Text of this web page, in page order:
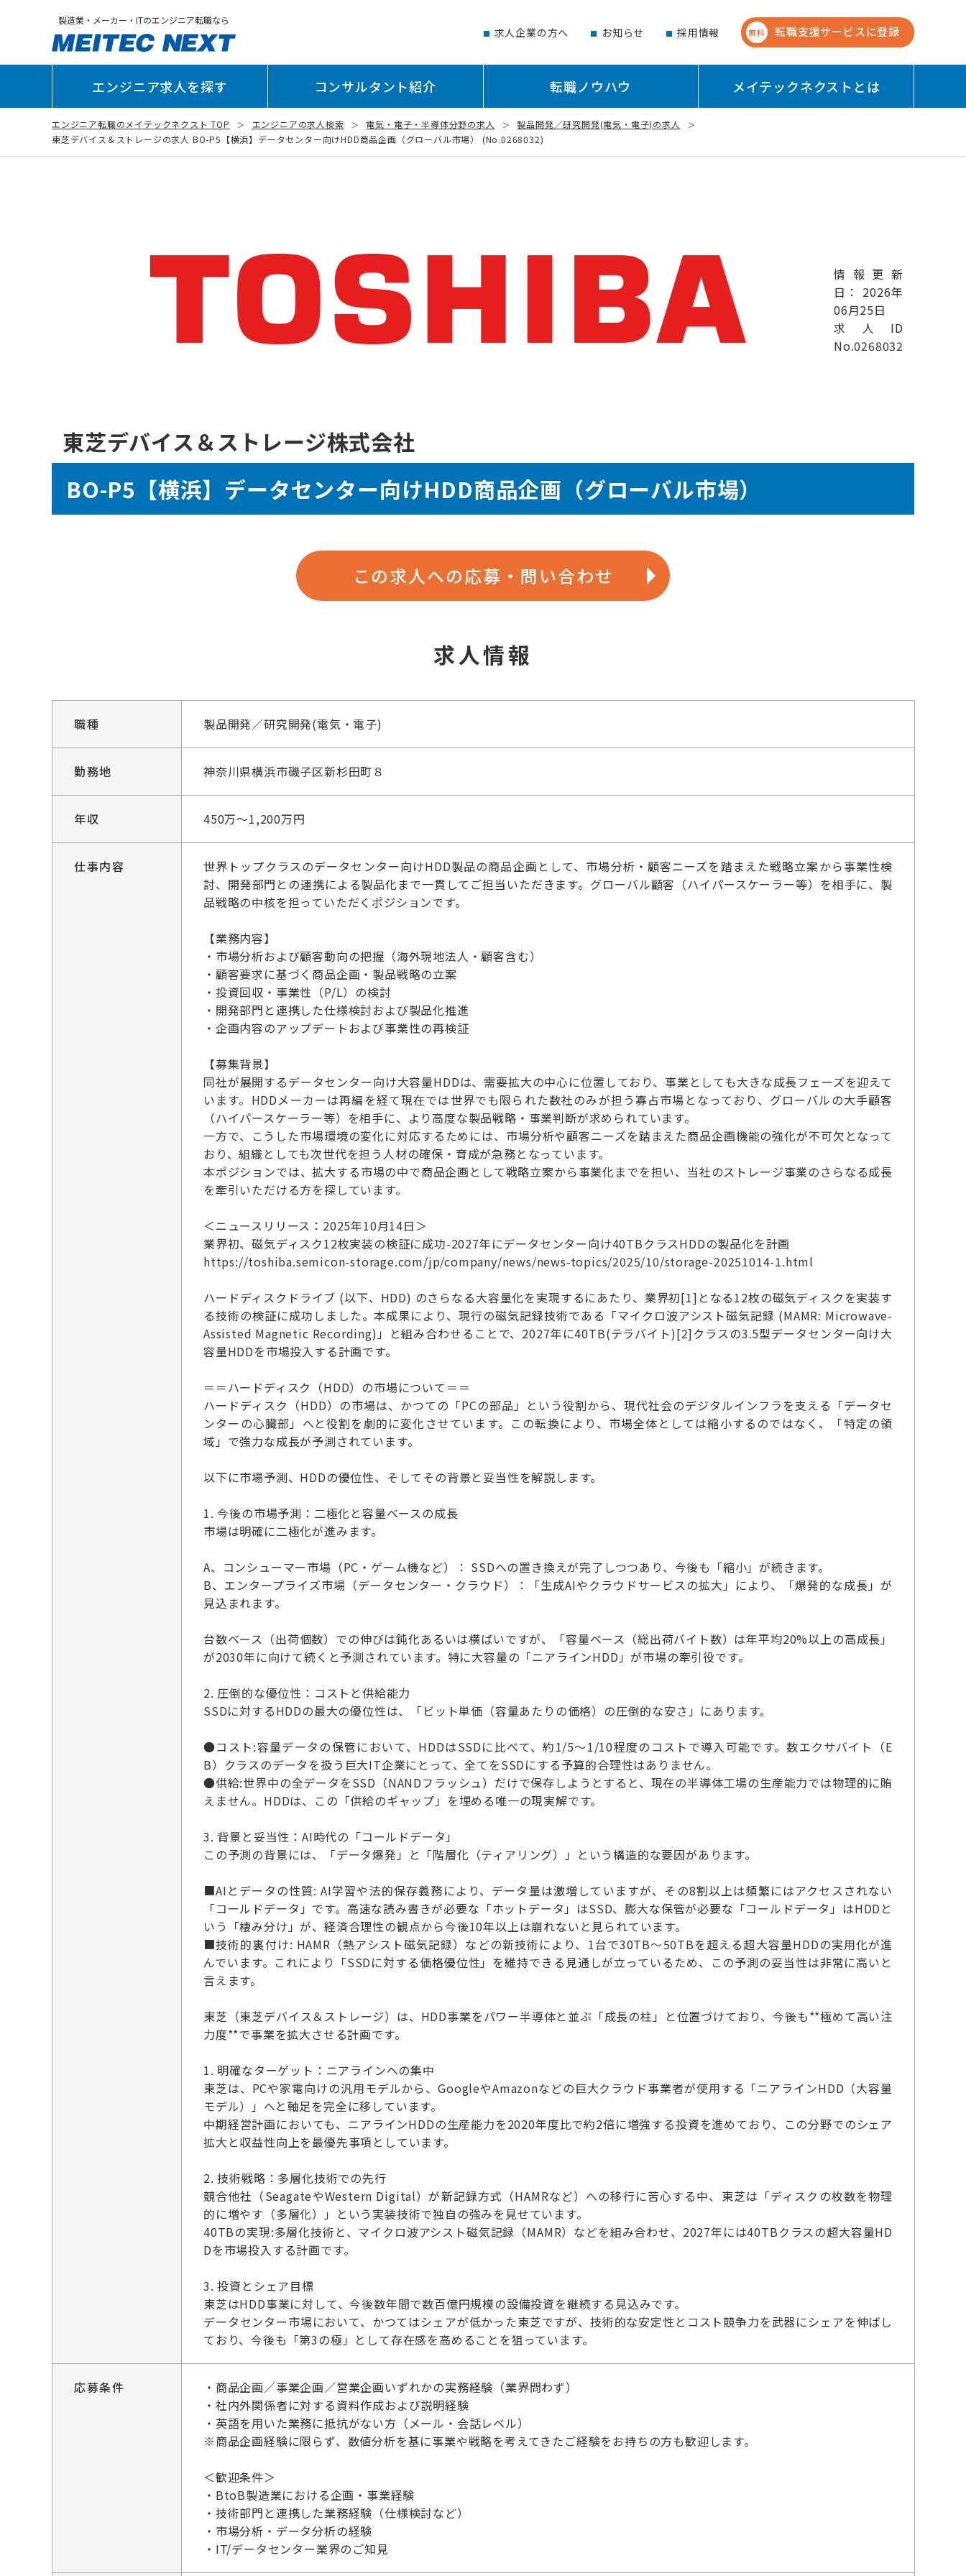
製造業・メーカー・ITのエンジニア転職なら
求人企業の方へ お知らせ 採用情報 無料 転職支援サービスに登録
エンジニア求人を探す コンサルタント紹介 転職ノウハウ メイテックネクストとは
エンジニア転職のメイテックネクスト TOP エンジニアの求人検索 電気・電子・半導体分野の求人
製品開発／研究開発(電気・電子)の求人
東芝デバイス＆ストレージの求人 BO-P5【横浜】データセンター向けHDD商品企画（グローバル市場） (No.0268032)
東芝デバイス＆ストレージ株式会社
情報更新
日： 2026年
06月25日
求人ID
No.0268032
BO-P5【横浜】データセンター向けHDD商品企画（グローバル市場）
この求人への応募・問い合わせ
求人情報
職種 製品開発／研究開発(電気・電子)
勤務地 神奈川県横浜市磯子区新杉田町８
年収 450万～1,200万円
仕事内容
世界トップクラスのデータセンター向けHDD製品の商品企画として、市場分析・顧客ニーズを踏まえた戦略立案から事業性検
討、開発部門との連携による製品化まで一貫してご担当いただきます。グローバル顧客（ハイパースケーラー等）を相手に、製
品戦略の中核を担っていただくポジションです。
【業務内容】
・市場分析および顧客動向の把握（海外現地法人・顧客含む）
・顧客要求に基づく商品企画・製品戦略の立案
・投資回収・事業性（P/L）の検討
・開発部門と連携した仕様検討および製品化推進
・企画内容のアップデートおよび事業性の再検証
【募集背景】
同社が展開するデータセンター向け大容量HDDは、需要拡大の中心に位置しており、事業としても大きな成長フェーズを迎えて
います。HDDメーカーは再編を経て現在では世界でも限られた数社のみが担う寡占市場となっており、グローバルの大手顧客
（ハイパースケーラー等）を相手に、より高度な製品戦略・事業判断が求められています。
一方で、こうした市場環境の変化に対応するためには、市場分析や顧客ニーズを踏まえた商品企画機能の強化が不可欠となって
おり、組織としても次世代を担う人材の確保・育成が急務となっています。
本ポジションでは、拡大する市場の中で商品企画として戦略立案から事業化までを担い、当社のストレージ事業のさらなる成長
を牽引いただける方を探しています。
＜ニュースリリース：2025年10月14日＞
業界初、磁気ディスク12枚実装の検証に成功-2027年にデータセンター向け40TBクラスHDDの製品化を計画
https://toshiba.semicon-storage.com/jp/company/news/news-topics/2025/10/storage-20251014-1.html
ハードディスクドライブ (以下、HDD) のさらなる大容量化を実現するにあたり、業界初[1]となる12枚の磁気ディスクを実装す
る技術の検証に成功しました。本成果により、現行の磁気記録技術である「マイクロ波アシスト磁気記録 (MAMR: Microwave-
Assisted Magnetic Recording)」と組み合わせることで、2027年に40TB(テラバイト)[2]クラスの3.5型データセンター向け大
容量HDDを市場投入する計画です。
＝＝ハードディスク（HDD）の市場について＝＝
ハードディスク（HDD）の市場は、かつての「PCの部品」という役割から、現代社会のデジタルインフラを支える「データセ
ンターの心臓部」へと役割を劇的に変化させています。この転換により、市場全体としては縮小するのではなく、「特定の領
域」で強力な成長が予測されています。
以下に市場予測、HDDの優位性、そしてその背景と妥当性を解説します。
1. 今後の市場予測：二極化と容量ベースの成長
市場は明確に二極化が進みます。
A、コンシューマー市場（PC・ゲーム機など）： SSDへの置き換えが完了しつつあり、今後も「縮小」が続きます。
B、エンタープライズ市場（データセンター・クラウド）：「生成AIやクラウドサービスの拡大」により、「爆発的な成長」が
見込まれます。
台数ベース（出荷個数）での伸びは鈍化あるいは横ばいですが、「容量ベース（総出荷バイト数）は年平均20%以上の高成長」
が2030年に向けて続くと予測されています。特に大容量の「ニアラインHDD」が市場の牽引役です。
2. 圧倒的な優位性：コストと供給能力
SSDに対するHDDの最大の優位性は、「ビット単価（容量あたりの価格）の圧倒的な安さ」にあります。
●コスト:容量データの保管において、HDDはSSDに比べて、約1/5～1/10程度のコストで導入可能です。数エクサバイト（E
B）クラスのデータを扱う巨大IT企業にとって、全てをSSDにする予算的合理性はありません。
●供給:世界中の全データをSSD（NANDフラッシュ）だけで保存しようとすると、現在の半導体工場の生産能力では物理的に賄
えません。HDDは、この「供給のギャップ」を埋める唯一の現実解です。
3. 背景と妥当性：AI時代の「コールドデータ」
この予測の背景には、「データ爆発」と「階層化（ティアリング）」という構造的な要因があります。
■AIとデータの性質: AI学習や法的保存義務により、データ量は激増していますが、その8割以上は頻繁にはアクセスされない
「コールドデータ」です。高速な読み書きが必要な「ホットデータ」はSSD、膨大な保管が必要な「コールドデータ」はHDDと
いう「棲み分け」が、経済合理性の観点から今後10年以上は崩れないと見られています。
■技術的裏付け: HAMR（熱アシスト磁気記録）などの新技術により、1台で30TB～50TBを超える超大容量HDDの実用化が進
んでいます。これにより「SSDに対する価格優位性」を維持できる見通しが立っているため、この予測の妥当性は非常に高いと
言えます。
東芝（東芝デバイス＆ストレージ）は、HDD事業をパワー半導体と並ぶ「成長の柱」と位置づけており、今後も**極めて高い注
力度**で事業を拡大させる計画です。
1. 明確なターゲット：ニアラインへの集中
東芝は、PCや家電向けの汎用モデルから、GoogleやAmazonなどの巨大クラウド事業者が使用する「ニアラインHDD（大容量
モデル）」へと軸足を完全に移しています。
中期経営計画においても、ニアラインHDDの生産能力を2020年度比で約2倍に増強する投資を進めており、この分野でのシェア
拡大と収益性向上を最優先事項としています。
2. 技術戦略：多層化技術での先行
競合他社（SeagateやWestern Digital）が新記録方式（HAMRなど）への移行に苦心する中、東芝は「ディスクの枚数を物理
的に増やす（多層化）」という実装技術で独自の強みを見せています。
40TBの実現:多層化技術と、マイクロ波アシスト磁気記録（MAMR）などを組み合わせ、2027年には40TBクラスの超大容量HD
Dを市場投入する計画です。
3. 投資とシェア目標
東芝はHDD事業に対して、今後数年間で数百億円規模の設備投資を継続する見込みです。
データセンター市場において、かつてはシェアが低かった東芝ですが、技術的な安定性とコスト競争力を武器にシェアを伸ばし
ており、今後も「第3の極」として存在感を高めることを狙っています。
応募条件
・商品企画／事業企画／営業企画いずれかの実務経験（業界問わず）
・社内外関係者に対する資料作成および説明経験
・英語を用いた業務に抵抗がない方（メール・会話レベル）
※商品企画経験に限らず、数値分析を基に事業や戦略を考えてきたご経験をお持ちの方も歓迎します。
＜歓迎条件＞
・BtoB製造業における企画・事業経験
・技術部門と連携した業務経験（仕様検討など）
・市場分析・データ分析の経験
・IT/データセンター業界のご知見